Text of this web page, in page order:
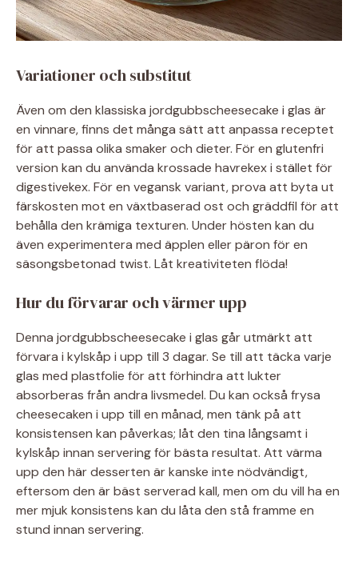
Variationer och substitut
Även om den klassiska jordgubbscheesecake i glas är
en vinnare, finns det många sätt att anpassa receptet
för att passa olika smaker och dieter. För en glutenfri
version kan du använda krossade havrekex i stället för
digestivekex. För en vegansk variant, prova att byta ut
färskosten mot en växtbaserad ost och gräddfil för att
behålla den krämiga texturen. Under hösten kan du
även experimentera med äpplen eller päron för en
säsongsbetonad twist. Låt kreativiteten flöda!
Hur du förvarar och värmer upp
Denna jordgubbscheesecake i glas går utmärkt att
förvara i kylskåp i upp till 3 dagar. Se till att täcka varje
glas med plastfolie för att förhindra att lukter
absorberas från andra livsmedel. Du kan också frysa
cheesecaken i upp till en månad, men tänk på att
konsistensen kan påverkas; låt den tina långsamt i
kylskåp innan servering för bästa resultat. Att värma
upp den här desserten är kanske inte nödvändigt,
eftersom den är bäst serverad kall, men om du vill ha en
mer mjuk konsistens kan du låta den stå framme en
stund innan servering.